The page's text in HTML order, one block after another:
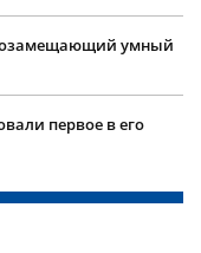
умный
первое в его